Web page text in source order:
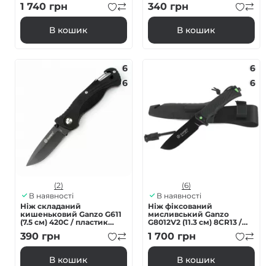
1 740 грн
В кошик
340 грн
В кошик
6
6
(2)
В наявності
Ніж складаний
кишеньковий Ganzo G611
(7.5 см) 420C / пластик
чорний
390 грн
В кошик
6
6
(6)
В наявності
Ніж фіксований
мисливський Ganzo
G8012V2 (11.3 см) 8CR13 /
ABS чорний з чохлом 4 в 1
1 700 грн
В кошик